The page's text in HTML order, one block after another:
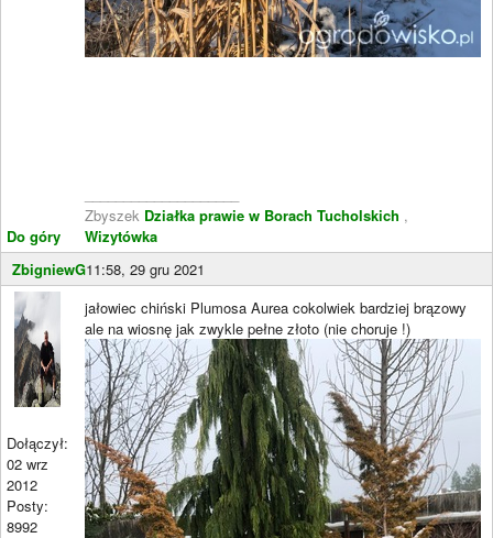
Do góry
Zbyszek Działka prawie w Borach Tucholskich ,
Wizytówka
ZbigniewG11:58, 29 gru 2021
Dołączył:
02 wrz
2012
Posty:
8992
jałowiec chiński Plumosa Aurea cokolwiek bardziej brązowy
ale na wiosnę jak zwykle pełne złoto (nie choruje !)